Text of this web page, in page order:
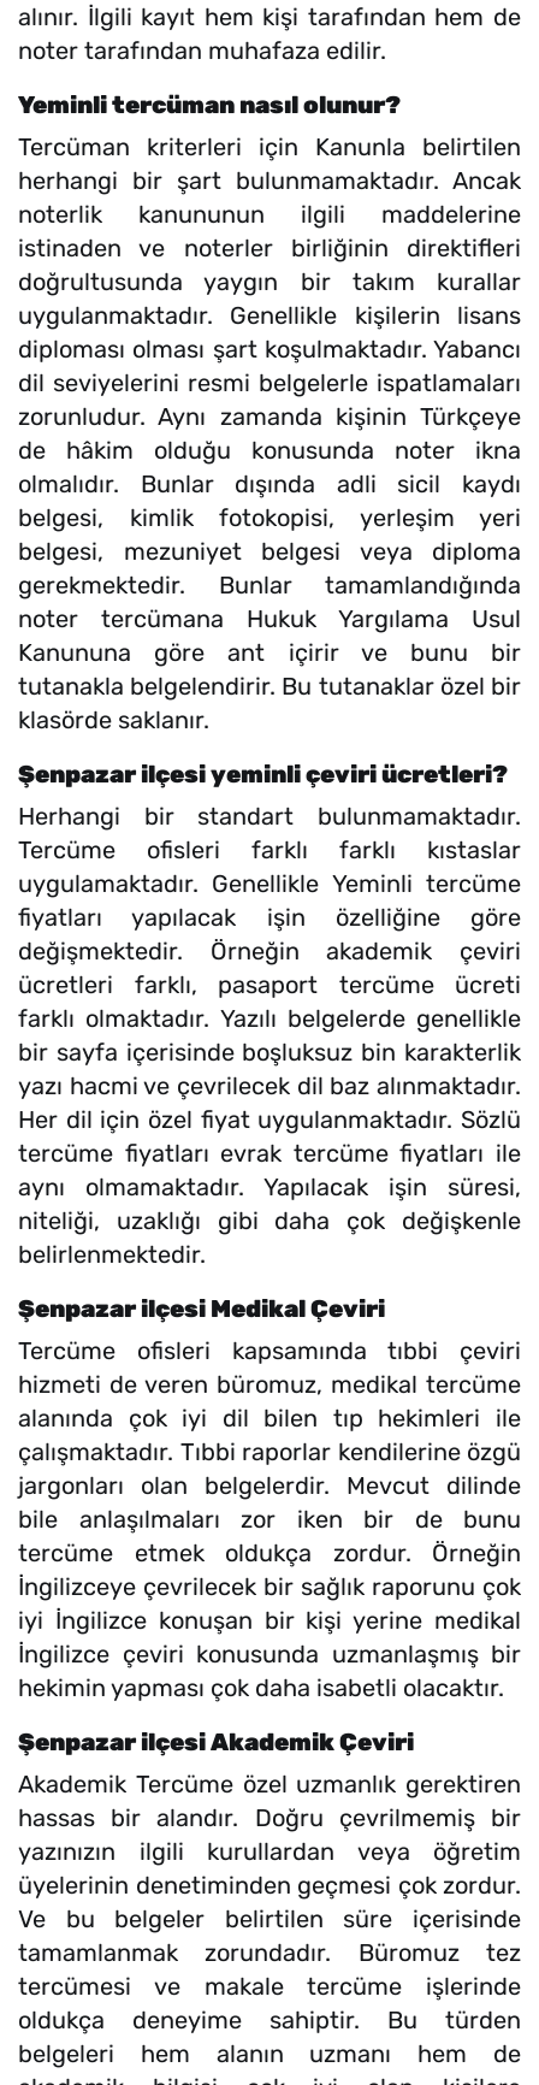
alınır. İlgili kayıt hem kişi tarafından hem de
noter tarafından muhafaza edilir.
Yeminli tercüman nasıl olunur?
Tercüman kriterleri için Kanunla belirtilen
herhangi bir şart bulunmamaktadır. Ancak
noterlik kanununun ilgili maddelerine
istinaden ve noterler birliğinin direktifleri
doğrultusunda yaygın bir takım kurallar
uygulanmaktadır. Genellikle kişilerin lisans
diploması olması şart koşulmaktadır. Yabancı
dil seviyelerini resmi belgelerle ispatlamaları
zorunludur. Aynı zamanda kişinin Türkçeye
de hâkim olduğu konusunda noter ikna
olmalıdır. Bunlar dışında adli sicil kaydı
belgesi, kimlik fotokopisi, yerleşim yeri
belgesi, mezuniyet belgesi veya diploma
gerekmektedir. Bunlar tamamlandığında
noter tercümana Hukuk Yargılama Usul
Kanununa göre ant içirir ve bunu bir
tutanakla belgelendirir. Bu tutanaklar özel bir
klasörde saklanır.
Şenpazar ilçesi yeminli çeviri ücretleri?
Herhangi bir standart bulunmamaktadır.
Tercüme ofisleri farklı farklı kıstaslar
uygulamaktadır. Genellikle Yeminli tercüme
fiyatları yapılacak işin özelliğine göre
değişmektedir. Örneğin akademik çeviri
ücretleri farklı, pasaport tercüme ücreti
farklı olmaktadır. Yazılı belgelerde genellikle
bir sayfa içerisinde boşluksuz bin karakterlik
yazı hacmi ve çevrilecek dil baz alınmaktadır.
Her dil için özel fiyat uygulanmaktadır. Sözlü
tercüme fiyatları evrak tercüme fiyatları ile
aynı olmamaktadır. Yapılacak işin süresi,
niteliği, uzaklığı gibi daha çok değişkenle
belirlenmektedir.
Şenpazar ilçesi Medikal Çeviri
Tercüme ofisleri kapsamında tıbbi çeviri
hizmeti de veren büromuz, medikal tercüme
alanında çok iyi dil bilen tıp hekimleri ile
çalışmaktadır. Tıbbi raporlar kendilerine özgü
jargonları olan belgelerdir. Mevcut dilinde
bile anlaşılmaları zor iken bir de bunu
tercüme etmek oldukça zordur. Örneğin
İngilizceye çevrilecek bir sağlık raporunu çok
iyi İngilizce konuşan bir kişi yerine medikal
İngilizce çeviri konusunda uzmanlaşmış bir
hekimin yapması çok daha isabetli olacaktır.
Şenpazar ilçesi Akademik Çeviri
Akademik Tercüme özel uzmanlık gerektiren
hassas bir alandır. Doğru çevrilmemiş bir
yazınızın ilgili kurullardan veya öğretim
üyelerinin denetiminden geçmesi çok zordur.
Ve bu belgeler belirtilen süre içerisinde
tamamlanmak zorundadır. Büromuz tez
tercümesi ve makale tercüme işlerinde
oldukça deneyime sahiptir. Bu türden
belgeleri hem alanın uzmanı hem de